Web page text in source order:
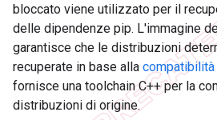
bloccato viene utilizzato per il
delle dipendenze pip. L'immagine
garantisce che le distribuzioni
recuperate in base alla
fornisce una toolchain C++ per la
distribuzioni di origine.